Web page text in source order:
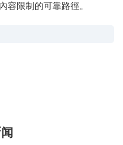
容限制的可靠路徑。